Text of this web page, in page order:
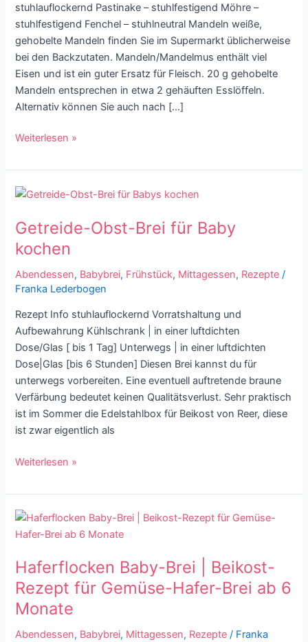
stuhlauflockernd Pastinake – stuhlfestigend Möhre –
stuhlfestigend Fenchel – stuhlneutral Mandeln weiße,
gehobelte Mandeln finden Sie im Supermarkt üblicherweise
bei den Backzutaten. Mandeln/Mandelmus enthält viel
Eisen und ist ein guter Ersatz für Fleisch. 20 g gehobelte
Mandeln entsprechen in etwa 2 gehäuften Esslöffeln.
Alternativ können Sie auch nach […]
Weiterlesen »
Getreide-Obst-Brei für Baby
kochen
Abendessen, Babybrei, Frühstück, Mittagessen, Rezepte /
Franka Lederbogen
Rezept Info stuhlauflockernd Vorratshaltung und
Aufbewahrung Kühlschrank | in einer luftdichten
Dose/Glas [ bis 1 Tag] Unterwegs | in einer luftdichten
Dose|Glas [bis 6 Stunden] Diesen Brei kannst du für
unterwegs vorbereiten. Eine eventuell auftretende braune
Verfärbung bedeutet keinen Qualitätsverlust. Sehr praktisch
ist im Sommer die Edelstahlbox für Beikost von Reer, diese
ist zwar eigentlich als
Getreide-
Brei
für
Baby
kochen
Weiterlesen »
Haferflocken Baby-Brei | Beikost-
Rezept für Gemüse-Hafer-Brei ab 6
Monate
Abendessen, Babybrei, Mittagessen, Rezepte / Franka
Haferflocken
Baby-
|
Beikost-
Rezept
für
Gemüse-